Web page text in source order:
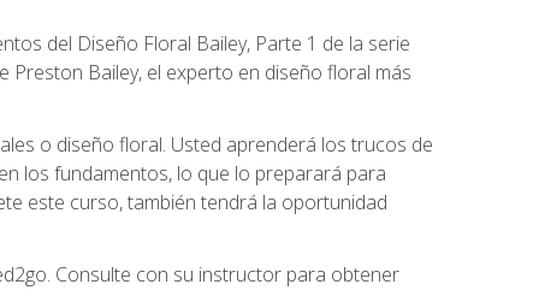
del Diseño Floral Bailey, Parte 1 de la serie
Bailey, el experto en diseño floral más
o diseño floral. Usted aprenderá los trucos de
los fundamentos, lo que lo preparará para
este curso, también tendrá la oportunidad
Consulte con su instructor para obtener